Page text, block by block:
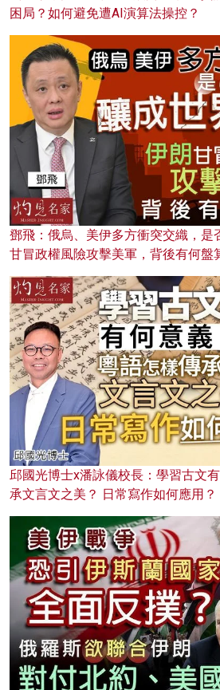
困局？如何避免遭AI演算法操控？
鄧飛：俄烏、美伊多方衝突交織，是
甘冒政權風險攻擊美軍，背後有何盤
邱國光博士x潘詠儀校長：學習古文
承文言文之美？ 日常寫作如何應用？